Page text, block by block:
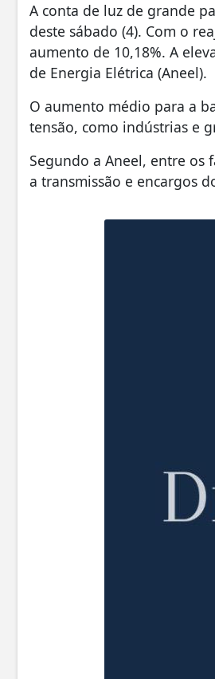
A conta de luz de grande
deste sábado (4). Com o
aumento de 10,18%. A
de Energia Elétrica (Aneel).
O aumento médio para a
tensão, como indústrias e
Segundo a Aneel, entre os
a transmissão e encargos